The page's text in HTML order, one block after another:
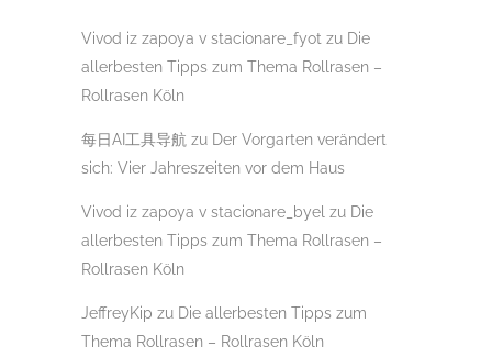
Vivod iz zapoya v stacionare_fyot zu Die
allerbesten Tipps zum Thema Rollrasen –
Rollrasen Köln
每日AI工具导航 zu Der Vorgarten verändert
sich: Vier Jahreszeiten vor dem Haus
Vivod iz zapoya v stacionare_byel zu Die
allerbesten Tipps zum Thema Rollrasen –
Rollrasen Köln
JeffreyKip zu Die allerbesten Tipps zum
Thema Rollrasen – Rollrasen Köln